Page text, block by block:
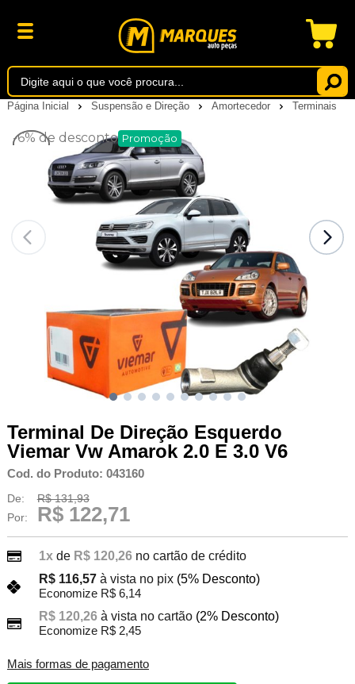
Página Inicial Suspensão e Direção Amortecedor Terminais
-6% de desconto Promoção
Terminal De Direção Esquerdo
Viemar Vw Amarok 2.0 E 3.0 V6
Cod. do Produto: 043160
De:
R$ 131,93
Por:
R$ 122,71
1xde R$ 120,26 no cartão de crédito
R$ 116,57 à vista no pix (5% Desconto)
Economize R$ 6,14
R$ 120,26 à vista no cartão (2% Desconto)
Economize R$ 2,45
Mais formas de pagamento